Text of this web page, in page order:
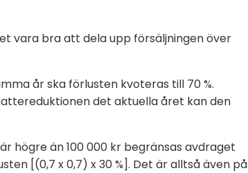
vara bra att dela upp försäljningen över
år ska förlusten kvoteras till 70 %.
det aktuella året kan den
högre än 100 000 kr begränsas avdraget
[(0,7 x 0,7) x 30 %]. Det är alltså även på